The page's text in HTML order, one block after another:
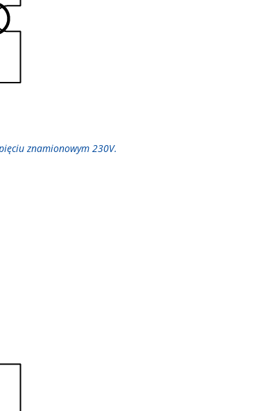
znamionowym 230V.